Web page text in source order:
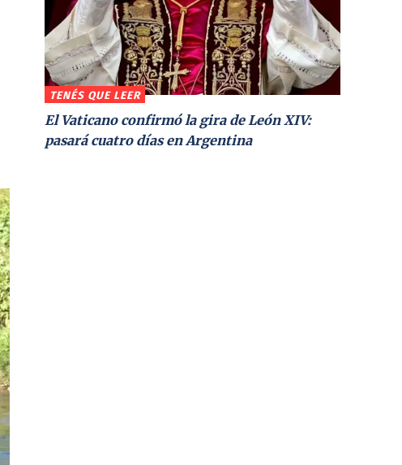
TENÉS QUE LEER
El Vaticano confirmó la gira de León XIV:
pasará cuatro días en Argentina